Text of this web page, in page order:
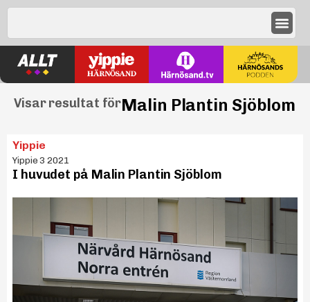
Visar resultat förMalin Plantin Sjöblom
Yippie
Yippie 3 2021
I huvudet på Malin Plantin Sjöblom